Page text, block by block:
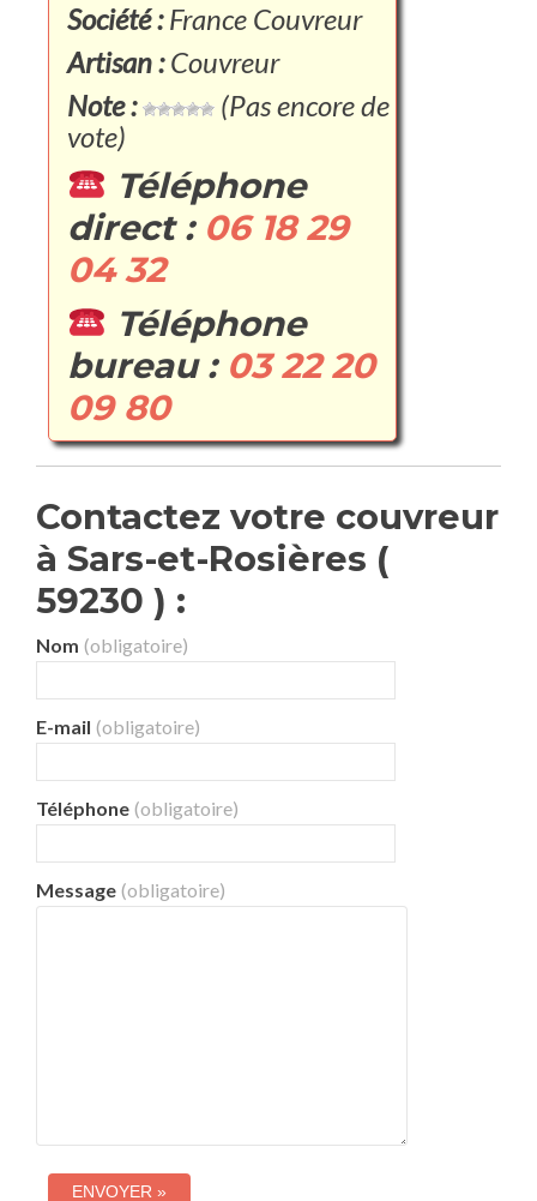
Société :France Couvreur
Artisan :Couvreur
Note :
(Pas encore de
vote)
Téléphone
direct : 06 18 29
04 32
Téléphone
bureau : 03 22 20
09 80
Contactez votre couvreur
à Sars-et-Rosières (
59230 ) :
Nom (obligatoire)
E-mail (obligatoire)
Téléphone (obligatoire)
Message (obligatoire)